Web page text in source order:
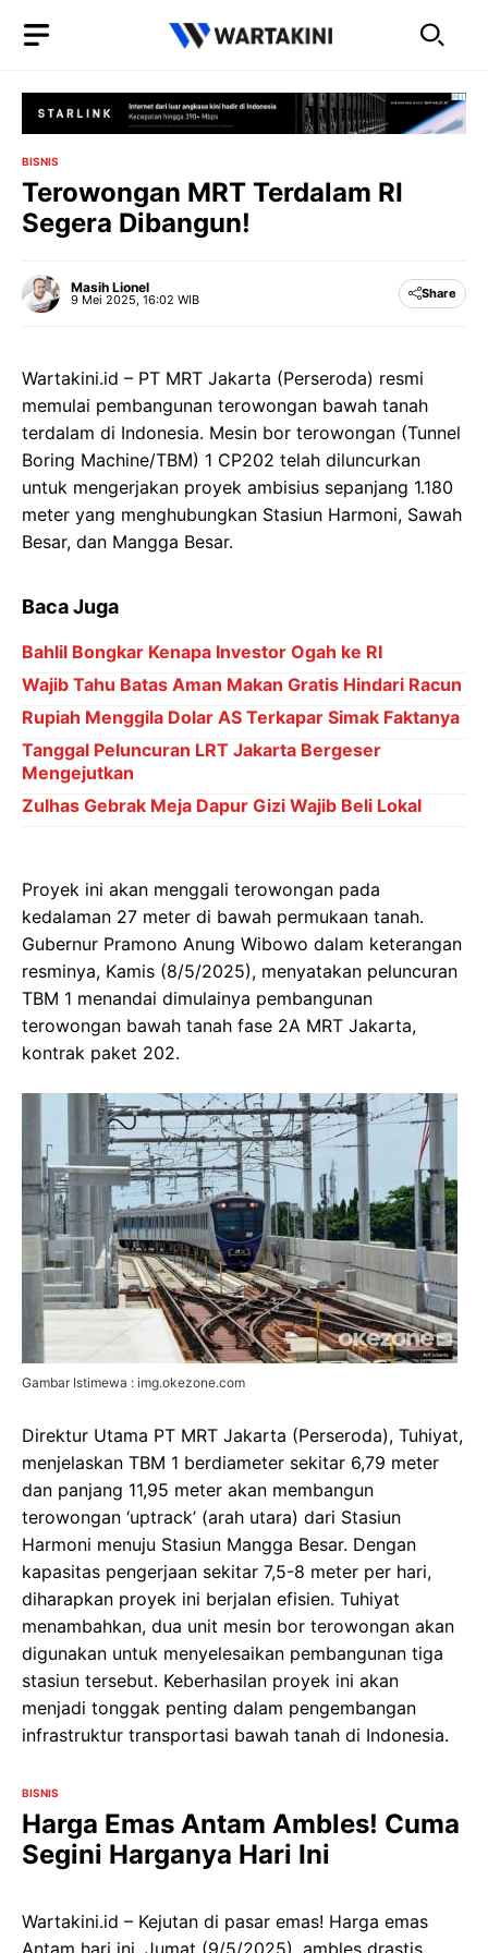
BISNIS
Terowongan MRT Terdalam RI
Segera Dibangun!
Masih Lionel
9 Mei 2025, 16:02 WIB Share
Wartakini.id – PT MRT Jakarta (Perseroda) resmi
memulai pembangunan terowongan bawah tanah
terdalam di Indonesia. Mesin bor terowongan (Tunnel
Boring Machine/TBM) 1 CP202 telah diluncurkan
untuk mengerjakan proyek ambisius sepanjang 1.180
meter yang menghubungkan Stasiun Harmoni, Sawah
Besar, dan Mangga Besar.
Baca Juga
Bahlil Bongkar Kenapa Investor Ogah ke RI
Wajib Tahu Batas Aman Makan Gratis Hindari Racun
Rupiah Menggila Dolar AS Terkapar Simak Faktanya
Tanggal Peluncuran LRT Jakarta Bergeser
Mengejutkan
Zulhas Gebrak Meja Dapur Gizi Wajib Beli Lokal
Proyek ini akan menggali terowongan pada
kedalaman 27 meter di bawah permukaan tanah.
Gubernur Pramono Anung Wibowo dalam keterangan
resminya, Kamis (8/5/2025), menyatakan peluncuran
TBM 1 menandai dimulainya pembangunan
terowongan bawah tanah fase 2A MRT Jakarta,
kontrak paket 202.
Gambar Istimewa : img.okezone.com
Direktur Utama PT MRT Jakarta (Perseroda), Tuhiyat,
menjelaskan TBM 1 berdiameter sekitar 6,79 meter
dan panjang 11,95 meter akan membangun
terowongan ‘uptrack’ (arah utara) dari Stasiun
Harmoni menuju Stasiun Mangga Besar. Dengan
kapasitas pengerjaan sekitar 7,5-8 meter per hari,
diharapkan proyek ini berjalan efisien. Tuhiyat
menambahkan, dua unit mesin bor terowongan akan
digunakan untuk menyelesaikan pembangunan tiga
stasiun tersebut. Keberhasilan proyek ini akan
menjadi tonggak penting dalam pengembangan
infrastruktur transportasi bawah tanah di Indonesia.
BISNIS
Harga Emas Antam Ambles! Cuma
Segini Harganya Hari Ini
Wartakini.id – Kejutan di pasar emas! Harga emas
Antam hari ini, Jumat (9/5/2025), ambles drastis